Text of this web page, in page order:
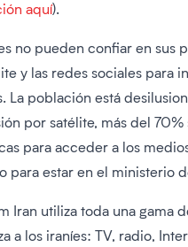
aquí).
no pueden confiar en
y las redes sociales para
La población está
por satélite, más del
para acceder a los
para estar en el ministerio
Iran utiliza toda una gama
a los iraníes: TV, radio,